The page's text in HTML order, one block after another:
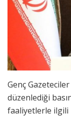
Genç
düzenlediği
faaliyetlerle ilgili